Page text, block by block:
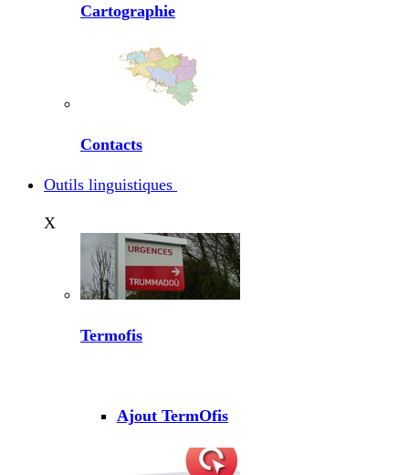
Cartographie
Contacts
Outils linguistiques
X
Termofis
Ajout TermOfis